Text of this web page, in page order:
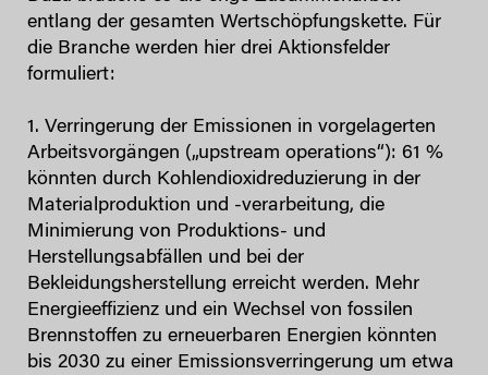
entlang der gesamten Wertschöpfungskette. Für
die Branche werden hier drei Aktionsfelder
formuliert:
1. Verringerung der Emissionen in vorgelagerten
Arbeitsvorgängen („upstream operations“): 61 %
könnten durch Kohlendioxidreduzierung in der
Materialproduktion und -verarbeitung, die
Minimierung von Produktions- und
Herstellungsabfällen und bei der
Bekleidungsherstellung erreicht werden. Mehr
Energieeffizienz und ein Wechsel von fossilen
Brennstoffen zu erneuerbaren Energien könnten
bis 2030 zu einer Emissionsverringerung um etwa